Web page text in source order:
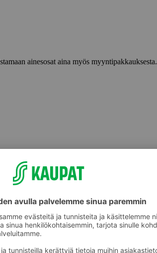
ainesosat aina myös myyntipakkauksesta.